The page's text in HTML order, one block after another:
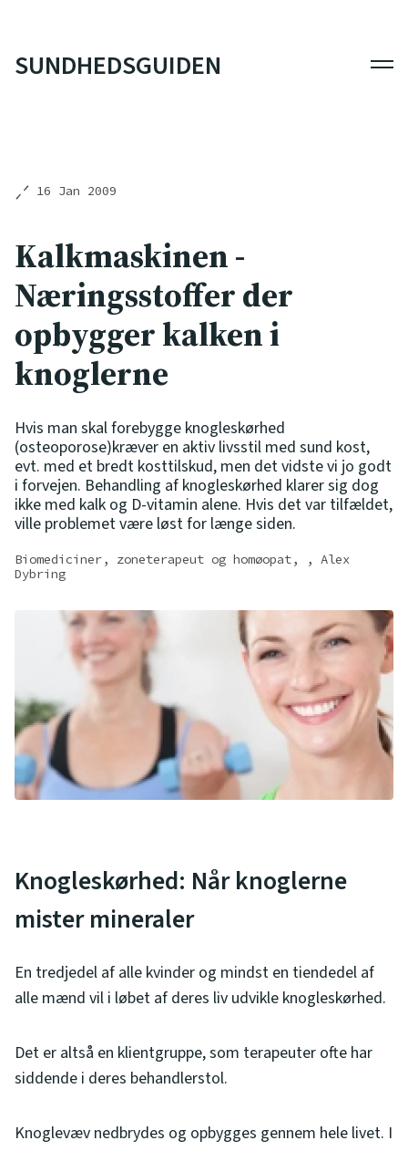
SUNDHEDSGUIDEN
16 Jan 2009
Kalkmaskinen -
Næringsstoffer der
opbygger kalken i
knoglerne
Hvis man skal forebygge knogleskørhed
(osteoporose)kræver en aktiv livsstil med sund kost,
evt. med et bredt kosttilskud, men det vidste vi jo godt
i forvejen. Behandling af knogleskørhed klarer sig dog
ikke med kalk og D-vitamin alene. Hvis det var tilfældet,
ville problemet være løst for længe siden.
Biomediciner, zoneterapeut og homøopat, , Alex
Dybring
Knogleskørhed: Når knoglerne
mister mineraler
En tredjedel af alle kvinder og mindst en tiendedel af
alle mænd vil i løbet af deres liv udvikle knogleskørhed.
Det er altså en klientgruppe, som terapeuter ofte har
siddende i deres behandlerstol.
Knoglevæv nedbrydes og opbygges gennem hele livet. I